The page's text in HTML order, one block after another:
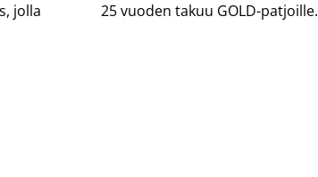
jolla
25 vuoden takuu GOLD-patjoille.